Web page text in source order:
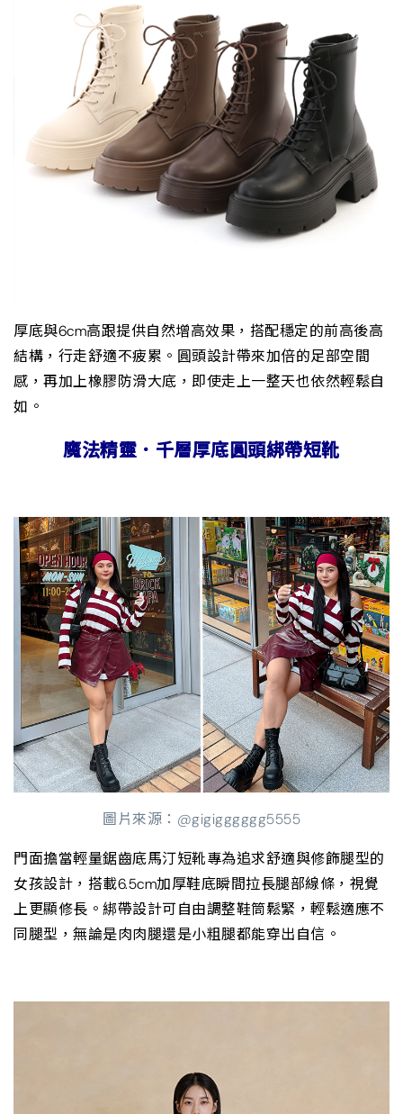
厚底與6cm高跟提供自然增高效果，搭配穩定的前高後高
結構，行走舒適不疲累。圓頭設計帶來加倍的足部空間
感，再加上橡膠防滑大底，即使走上一整天也依然輕鬆自
如。
魔法精靈．千層厚底圓頭綁帶短靴
圖片來源：@gigigggggg5555
門面擔當輕量鋸齒底馬汀短靴專為追求舒適與修飾腿型的
女孩設計，搭載6.5cm加厚鞋底瞬間拉長腿部線條，視覺
上更顯修長。綁帶設計可自由調整鞋筒鬆緊，輕鬆適應不
同腿型，無論是肉肉腿還是小粗腿都能穿出自信。